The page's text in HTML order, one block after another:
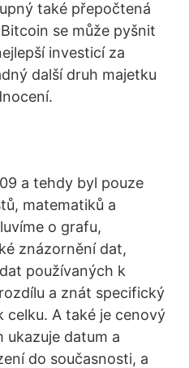
také přepočtená
se může pyšnit
investicí za
další druh majetku
a tehdy byl pouze
matematiků a
o grafu,
znázornění dat,
používaných k
a znát specifický
celku. A také je cenový
datum a
do současnosti, a